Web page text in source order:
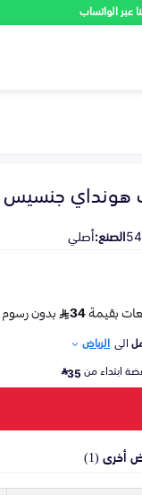
عبر الواتساب
جنسيس 2008-2014
الصنع:أصلي
الى الرياض
ابتداء من35
أخرى (1)